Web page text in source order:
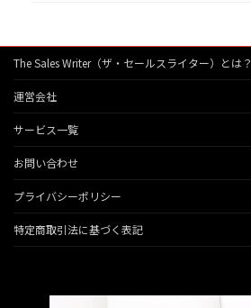
The Sales Writer（ザ・セールスライター）とは？
運営会社
サービス一覧
お問い合わせ
プライバシーポリシー
特定商取引法に基づく表記